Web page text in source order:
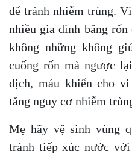
để tránh nhiễm trùng.
nhiều gia đình băng
không những không
cuống rốn mà ngược
dịch, máu khiến cho
tăng nguy cơ nhiễm
Mẹ hãy vệ sinh vùng
tránh tiếp xúc nước với